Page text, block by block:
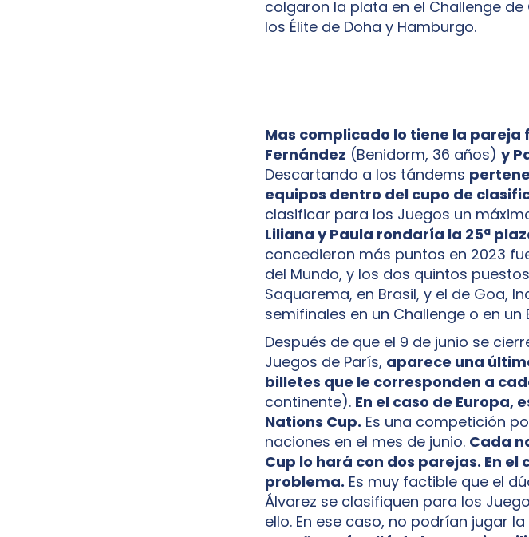
colgaron la plata en el Challenge
los Élite de Doha y Hamburgo.
Mas complicado lo tiene la
Fernández (Benidorm, 36 años) y
Descartando a los tándems
equipos dentro del cupo de
clasificar para los Juegos un
Liliana y Paula rondaría la 25ª
concedieron más puntos en 2023
del Mundo, y los dos quintos
Saquarema, en Brasil, y el de Goa,
semifinales en un Challenge o en un
Después de que el 9 de junio se
Juegos de París, aparece una
billetes que le corresponden a
continente). En el caso de Europa,
Nations Cup. Es una competición
naciones en el mes de junio. Cada
Cup lo hará con dos parejas. En
problema. Es muy factible que el
Álvarez se clasifiquen para los
ello. En ese caso, no podrían jugar